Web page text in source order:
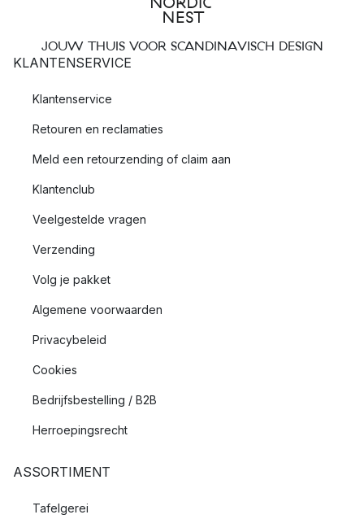
JOUW THUIS VOOR SCANDINAVISCH DESIGN
KLANTENSERVICE
Klantenservice
Retouren en reclamaties
Meld een retourzending of claim aan
Klantenclub
Veelgestelde vragen
Verzending
Volg je pakket
Algemene voorwaarden
Privacybeleid
Cookies
Bedrijfsbestelling / B2B
Herroepingsrecht
ASSORTIMENT
Tafelgerei